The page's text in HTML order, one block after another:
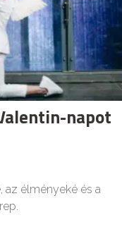
napot
az élményeké és a